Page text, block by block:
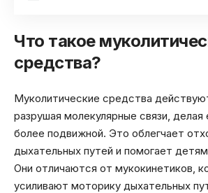
Что такое
средства?
Муколитические средства
разрушая молекулярные связи, делая
более подвижной. Это облегчает
дыхательных путей и помогает
Они отличаются от мукокинетиков,
усиливают моторику дыхательных